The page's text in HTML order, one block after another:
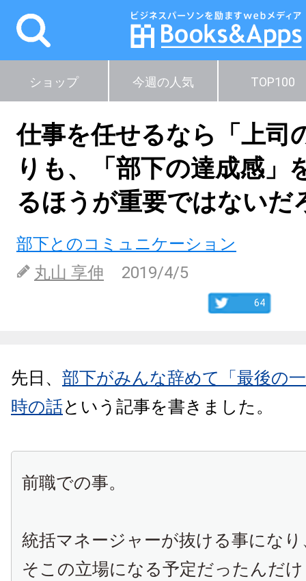
ショップ 今週の人気 TOP100
仕事を任せるなら「上司
りも、「部下の達成感」
るほうが重要ではないだ
部下とのコミュニケーション
丸山 享伸
2019/4/5
64
先日、 部下がみんな辞めて「最後の
時の話という記事を書きました。
前職での事。
統括マネージャーが抜ける事にな
そこの立場になる予定だったんだ